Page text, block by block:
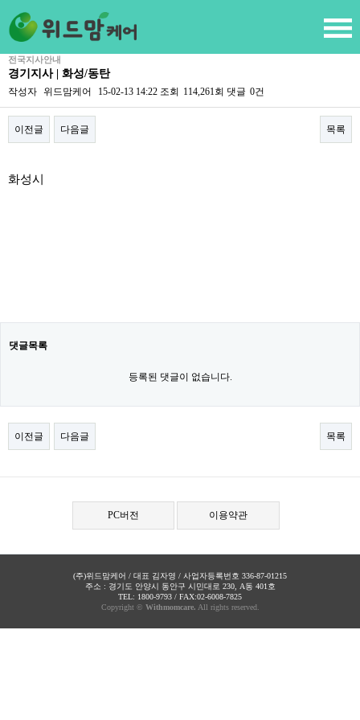
전국지사안내
경기지사 | 화성/동탄
작성자 위드맘케어 15-02-13 14:22 조회 114,261회 댓글 0건
이전글 다음글 목록
화성시
댓글목록
등록된 댓글이 없습니다.
이전글 다음글 목록
PC버전 이용약관
(주)위드맘케어 / 대표 김자영 / 사업자등록번호 336-87-01215
주소 : 경기도 안양시 동안구 시민대로 230, A동 401호
TEL: 1800-9793 / FAX:02-6008-7825
Copyright © Withmomcare. All rights reserved.